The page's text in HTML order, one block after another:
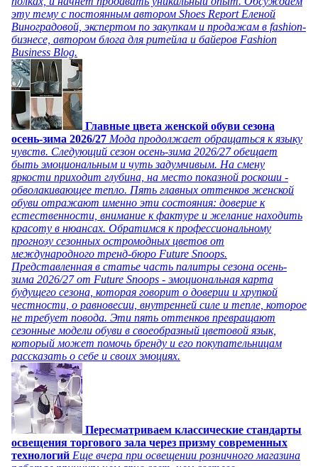
эту тему с постоянным автором Shoes Report Еленой
Виноградовой, экспертом по закупкам и продажам в fashion-
бизнесе, автором блога для ритейла и байеров Fashion
Business Blog.
Главные цвета женской обуви сезона
осень-зима 2026/27 Мода продолжает обращаться к языку
чувств. Следующий сезон осень-зима 2026/27 обещает
быть эмоциональным и чуть задумчивым. На смену
яркости приходит глубина, на место показной роскоши -
обволакивающее тепло. Пять главных оттенков женской
обуви отражают именно эти состояния: доверие к
естественности, внимание к фактуре и желание находить
красоту в нюансах. Обратимся к профессиональному
прогнозу сезонных остромодных цветов от
международного тренд-бюро Future Snoops.
Представленная в статье часть палитры сезона осень-
зима 2026/27 от Future Snoops - эмоциональная карта
будущего сезона, которая говорит о доверии и хрупкой
честности, о равновесии, внутренней силе и тепле, которое
не требует повода. Эти пять оттенков превращают
сезонные модели обуви в своеобразный цветовой язык,
который может помочь бренду и его покупательницам
рассказать о себе и своих эмоциях.
Пересматриваем классические стандарты
освещения торгового зала через призму современных
технологий Еще вчера при освещении розничного магазина